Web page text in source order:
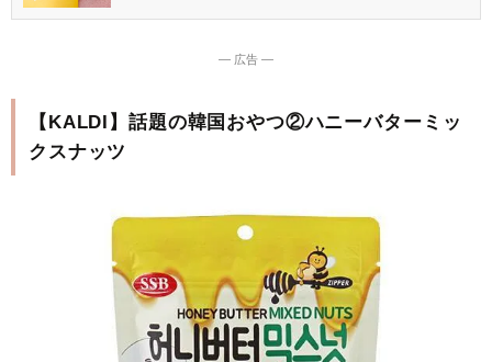
― 広告 ―
【KALDI】話題の韓国おやつ②ハニーバターミッ
クスナッツ